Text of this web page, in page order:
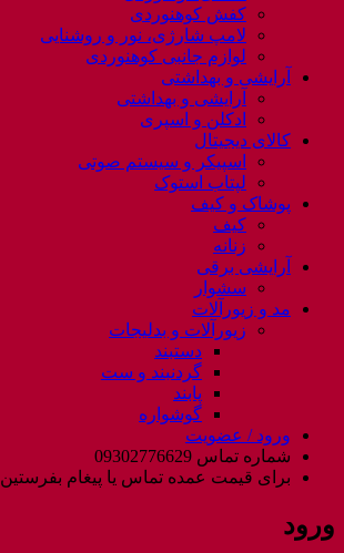
کفش کوهنوردی
لامپ شارژی، نور و روشنایی
لوازم جانبی کوهنوردی
آرایشی و بهداشتی
آرایشی و بهداشتی
ادکلن و اسپری
کالای دیجیتال
اسپیکر و سیستم صوتی
لپتاب استوک
پوشاک و کیف
کیف
زنانه
آرایشی برقی
سشوار
مد و زیورآلات
زیورآلات و بدلیجات
دستبند
گردنبند و ست
پابند
گوشواره
ورود / عضویت
شماره تماس 09302776629
برای قیمت عمده تماس یا پیغام بفرستین
ورود